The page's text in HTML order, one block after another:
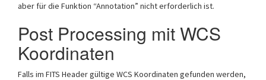
aber für die Funktion “Annotation” nicht erforderlich ist.
Post Processing mit WCS
Koordinaten
Falls im FITS Header gültige WCS Koordinaten gefunden werden,